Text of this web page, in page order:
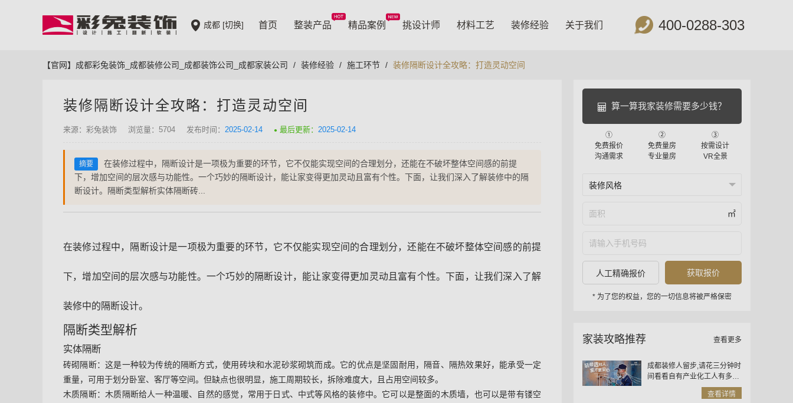
成都 [切换] 首页 整装产品 精品案例 挑设计师 材料工艺 装修经验 关于我们 400-0288-303
【官网】成都彩兔装饰_成都装修公司_成都装饰公司_成都家装公司 / 装修经验 / 施工环节 / 装修隔断设计全攻略：打造灵动空间
装修隔断设计全攻略：打造灵动空间
来源：彩兔装饰 浏览量：5704 发布时间： 2025-02-14 最后更新： 2025-02-14
在装修过程中，隔断设计是一项极为重要的环节，它不仅能实现空间的合理划分，还能在不破坏整体空间感的前提
下，增加空间的层次感与功能性。一个巧妙的隔断设计，能让家变得更加灵动且富有个性。下面，让我们深入了解装修中的隔
断设计。隔断类型解析实体隔断砖...
在装修过程中，隔断设计是一项极为重要的环节，它不仅能实现空间的合理划分，还能在不破坏整体空间感的前提
下，增加空间的层次感与功能性。一个巧妙的隔断设计，能让家变得更加灵动且富有个性。下面，让我们深入了解
装修中的隔断设计。
隔断类型解析
实体隔断
砖砌隔断：这是一种较为传统的隔断方式，使用砖块和水泥砂浆砌筑而成。它的优点是坚固耐用，隔音、隔热效果好，能承受一定
重量，可用于划分卧室、客厅等空间。但缺点也很明显，施工周期较长，拆除难度大，且占用空间较多。
木质隔断：木质隔断给人一种温暖、自然的感觉，常用于日式、中式等风格的装修中。它可以是整面的木质墙，也可以是带有镂空
算一算我家装修需要多少钱？
①
免费报价
沟通需求
②
免费量房
专业量房
③
按需设计
VR全景
㎡
人工精确报价 获取报价
* 为了您的权益，您的一切信息将被严格保密
家装攻略推荐 查看更多
成都装修人留步,请花三分钟时
间看看自有产业化工人有多重
查看详情